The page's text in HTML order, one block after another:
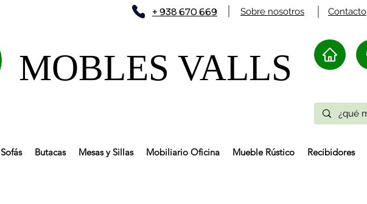
Sobre nosotros
+ 938 670 669 Contacto
MOBLES VALLS​
Sofás Butacas Mesas y Sillas Mobiliario Oficina Mueble Rústico Recibidores